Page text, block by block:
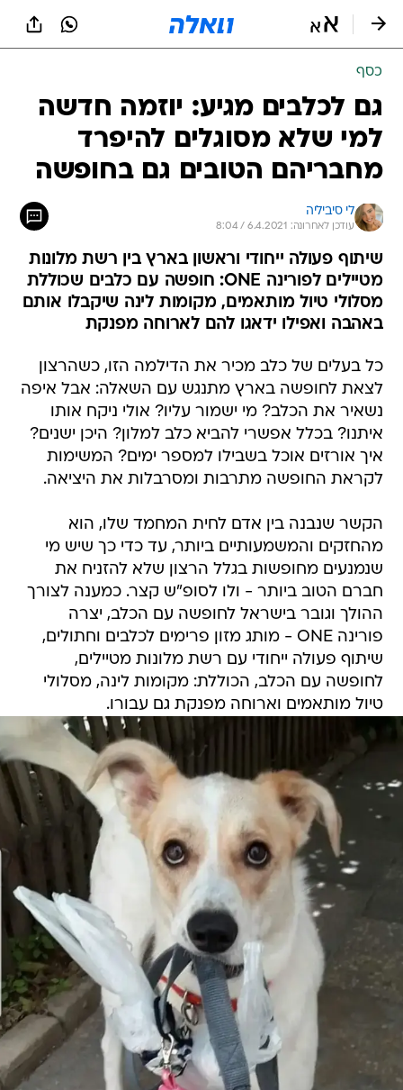
כסף
גם לכלבים מגיע: יוזמה חדשה
למי שלא מסוגלים להיפרד
מחבריהם הטובים גם בחופשה
לי סיביליה
עודכן לאחרונה: 6.4.2021 / 8:04
שיתוף פעולה ייחודי וראשון בארץ בין רשת מלונות
מטיילים לפורינה ONE: חופשה עם כלבים שכוללת
מסלולי טיול מותאמים, מקומות לינה שיקבלו אותם
באהבה ואפילו ידאגו להם לארוחה מפנקת
כל בעלים של כלב מכיר את הדילמה הזו, כשהרצון
לצאת לחופשה בארץ מתנגש עם השאלה: אבל איפה
נשאיר את הכלב? מי ישמור עליו? אולי ניקח אותו
איתנו? בכלל אפשרי להביא כלב למלון? היכן ישנים?
איך אורזים אוכל בשבילו למספר ימים? המשימות
לקראת החופשה מתרבות ומסרבלות את היציאה.
הקשר שנבנה בין אדם לחית המחמד שלו, הוא
מהחזקים והמשמעותיים ביותר, עד כדי כך שיש מי
שנמנעים מחופשות בגלל הרצון שלא להזניח את
חברם הטוב ביותר - ולו לסופ"ש קצר. כמענה לצורך
ההולך וגובר בישראל לחופשה עם הכלב, יצרה
פורינה ONE - מותג מזון פרימים לכלבים וחתולים,
שיתוף פעולה ייחודי עם רשת מלונות מטיילים,
לחופשה עם הכלב, הכוללת: מקומות לינה, מסלולי
טיול מותאמים וארוחה מפנקת גם עבורו.